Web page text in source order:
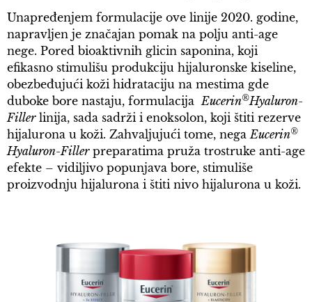
Unapređenjem formulacije ove linije 2020. godine,
napravljen je značajan pomak na polju anti-age
nege. Pored bioaktivnih glicin saponina, koji
efikasno stimulišu produkciju hijaluronske kiseline,
obezbeđujući koži hidrataciju na mestima gde
duboke bore nastaju, formulacija Eucerin®Hyaluron-
Fillerlinija, sada sadrži i enoksolon, koji štiti rezerve
hijalurona u koži. Zahvaljujući tome, nega Eucerin®
Hyaluron-Fillerpreparatima pruža trostruke anti-age
efekte – vidiljivo popunjava bore, stimuliše
proizvodnju hijalurona i štiti nivo hijalurona u koži.